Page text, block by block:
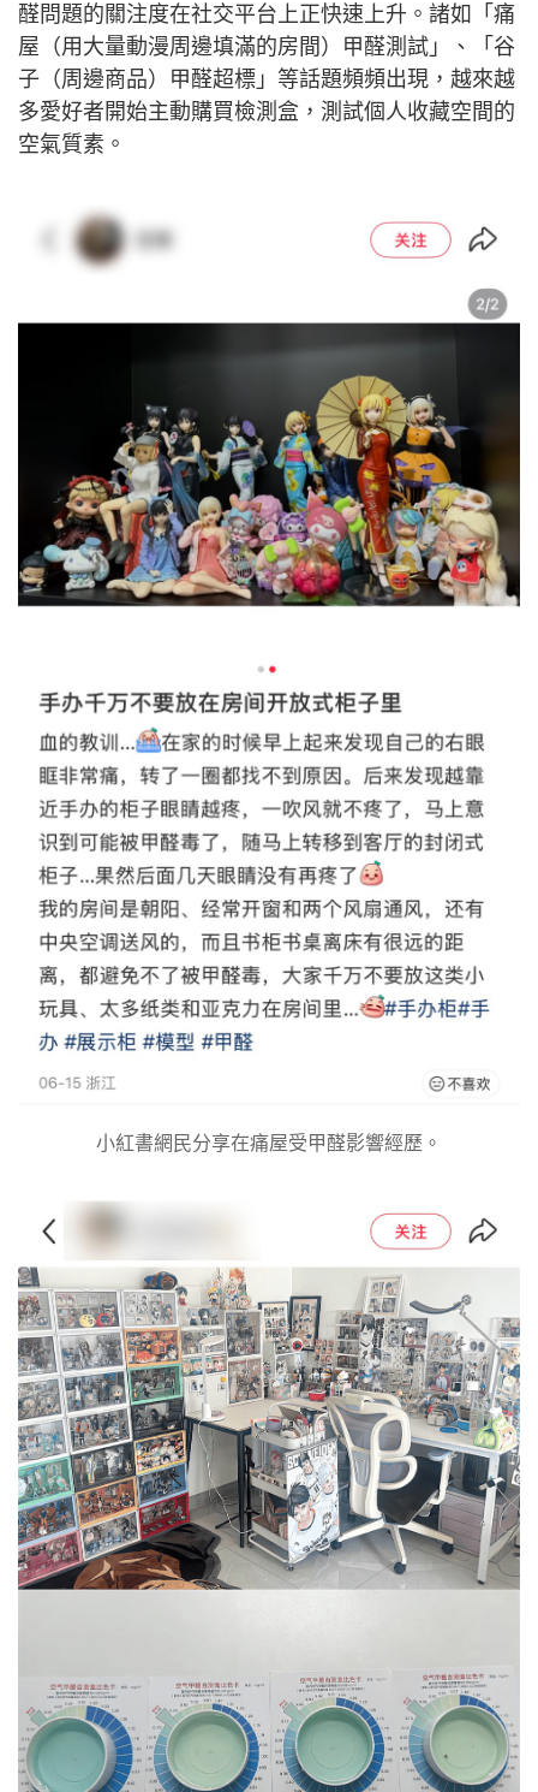
醛問題的關注度在社交平台上正快速上升。諸如「痛
屋（用大量動漫周邊填滿的房間）甲醛測試」、「谷
子（周邊商品）甲醛超標」等話題頻頻出現，越來越
多愛好者開始主動購買檢測盒，測試個人收藏空間的
空氣質素。
小紅書網民分享在痛屋受甲醛影響經歷。